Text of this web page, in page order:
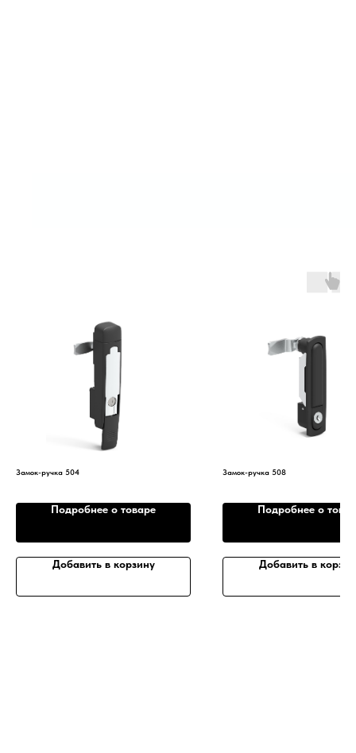
Замок-ручка 504
Подробнее о товаре
Добавить в корзину
Замок-ручка 508
Подробнее о
Добавить в